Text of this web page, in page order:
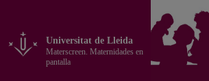
contenido
principal
Universitat de Lleida
Materscreen. Maternidades en
pantalla